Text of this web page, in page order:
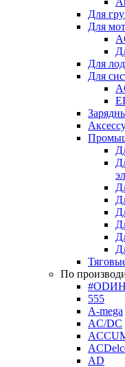
Для
Для
Для
Для
По
#ODИН
555
A-mega
AC/DC
AD